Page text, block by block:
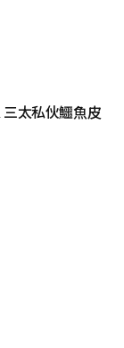
太私伙鱷魚皮